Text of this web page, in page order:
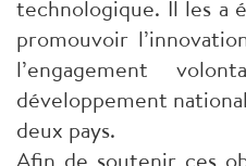
technologique. Il les a
promouvoir
l’engagement
développement
deux pays.
Afin de soutenir ces